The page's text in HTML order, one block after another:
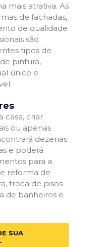
mais atrativa. As
de fachadas,
de qualidade
são
tipos de
pintura,
único e
casa, criar
ou apenas
dezenas
e poderá
para a
reforma de
troca de pisos
de banheiros e
SUA